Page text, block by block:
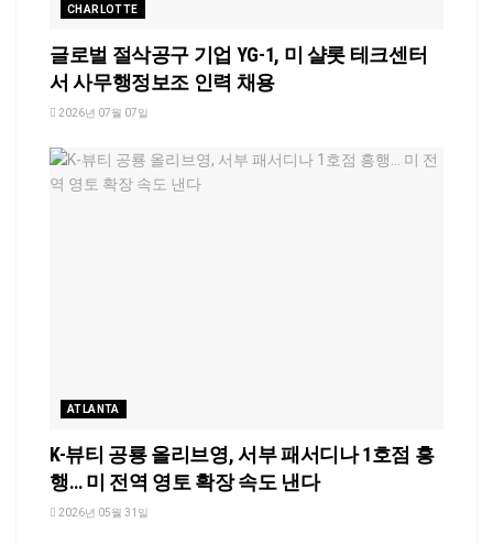
CHARLOTTE
글로벌 절삭공구 기업 YG-1, 미 샬롯 테크센터
서 사무행정보조 인력 채용
2026년 07월 07일
ATLANTA
K-뷰티 공룡 올리브영, 서부 패서디나 1호점 흥
행… 미 전역 영토 확장 속도 낸다
2026년 05월 31일